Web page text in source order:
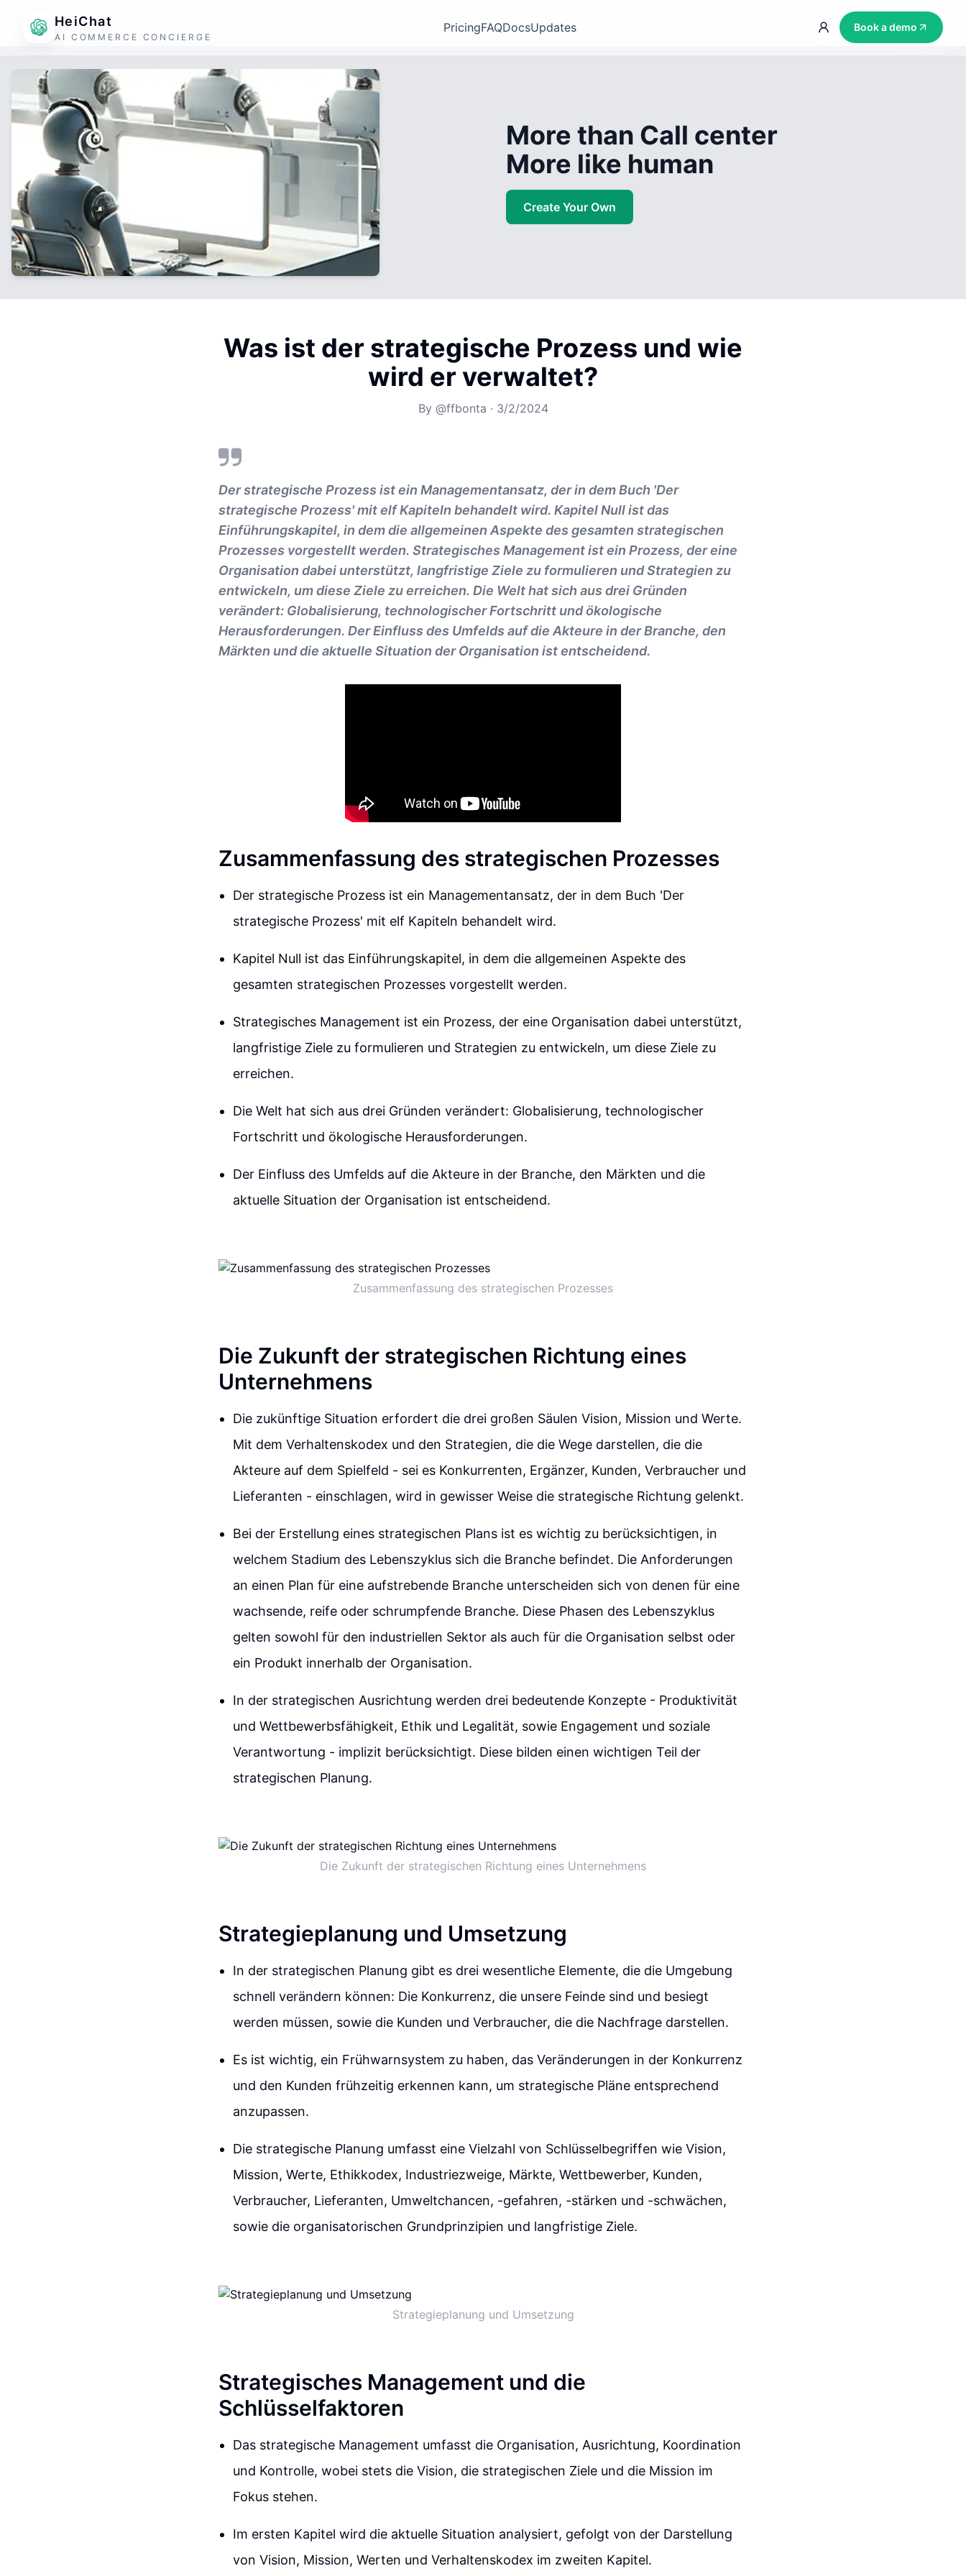
HeiChat
AI COMMERCE CONCIERGE
PricingFAQDocsUpdates Book a demo
More than Call center
More like human
Create Your Own
Was ist der strategische Prozess und wie
wird er verwaltet?
By @ffbonta · 3/2/2024
Der strategische Prozess ist ein Managementansatz, der in dem Buch 'Der
strategische Prozess' mit elf Kapiteln behandelt wird. Kapitel Null ist das
Einführungskapitel, in dem die allgemeinen Aspekte des gesamten strategischen
Prozesses vorgestellt werden. Strategisches Management ist ein Prozess, der eine
Organisation dabei unterstützt, langfristige Ziele zu formulieren und Strategien zu
entwickeln, um diese Ziele zu erreichen. Die Welt hat sich aus drei Gründen
verändert: Globalisierung, technologischer Fortschritt und ökologische
Herausforderungen. Der Einfluss des Umfelds auf die Akteure in der Branche, den
Märkten und die aktuelle Situation der Organisation ist entscheidend.
Zusammenfassung des strategischen Prozesses
Der strategische Prozess ist ein Managementansatz, der in dem Buch 'Der
strategische Prozess' mit elf Kapiteln behandelt wird.
Kapitel Null ist das Einführungskapitel, in dem die allgemeinen Aspekte des
gesamten strategischen Prozesses vorgestellt werden.
Strategisches Management ist ein Prozess, der eine Organisation dabei unterstützt,
langfristige Ziele zu formulieren und Strategien zu entwickeln, um diese Ziele zu
erreichen.
Die Welt hat sich aus drei Gründen verändert: Globalisierung, technologischer
Fortschritt und ökologische Herausforderungen.
Der Einfluss des Umfelds auf die Akteure in der Branche, den Märkten und die
aktuelle Situation der Organisation ist entscheidend.
Zusammenfassung des strategischen Prozesses
Die Zukunft der strategischen Richtung eines
Unternehmens
Die zukünftige Situation erfordert die drei großen Säulen Vision, Mission und Werte.
Mit dem Verhaltenskodex und den Strategien, die die Wege darstellen, die die
Akteure auf dem Spielfeld - sei es Konkurrenten, Ergänzer, Kunden, Verbraucher und
Lieferanten - einschlagen, wird in gewisser Weise die strategische Richtung gelenkt.
Bei der Erstellung eines strategischen Plans ist es wichtig zu berücksichtigen, in
welchem Stadium des Lebenszyklus sich die Branche befindet. Die Anforderungen
an einen Plan für eine aufstrebende Branche unterscheiden sich von denen für eine
wachsende, reife oder schrumpfende Branche. Diese Phasen des Lebenszyklus
gelten sowohl für den industriellen Sektor als auch für die Organisation selbst oder
ein Produkt innerhalb der Organisation.
In der strategischen Ausrichtung werden drei bedeutende Konzepte - Produktivität
und Wettbewerbsfähigkeit, Ethik und Legalität, sowie Engagement und soziale
Verantwortung - implizit berücksichtigt. Diese bilden einen wichtigen Teil der
strategischen Planung.
Die Zukunft der strategischen Richtung eines Unternehmens
Strategieplanung und Umsetzung
In der strategischen Planung gibt es drei wesentliche Elemente, die die Umgebung
schnell verändern können: Die Konkurrenz, die unsere Feinde sind und besiegt
werden müssen, sowie die Kunden und Verbraucher, die die Nachfrage darstellen.
Es ist wichtig, ein Frühwarnsystem zu haben, das Veränderungen in der Konkurrenz
und den Kunden frühzeitig erkennen kann, um strategische Pläne entsprechend
anzupassen.
Die strategische Planung umfasst eine Vielzahl von Schlüsselbegriffen wie Vision,
Mission, Werte, Ethikkodex, Industriezweige, Märkte, Wettbewerber, Kunden,
Verbraucher, Lieferanten, Umweltchancen, -gefahren, -stärken und -schwächen,
sowie die organisatorischen Grundprinzipien und langfristige Ziele.
Strategieplanung und Umsetzung
Strategisches Management und die
Schlüsselfaktoren
Das strategische Management umfasst die Organisation, Ausrichtung, Koordination
und Kontrolle, wobei stets die Vision, die strategischen Ziele und die Mission im
Fokus stehen.
Im ersten Kapitel wird die aktuelle Situation analysiert, gefolgt von der Darstellung
von Vision, Mission, Werten und Verhaltenskodex im zweiten Kapitel.